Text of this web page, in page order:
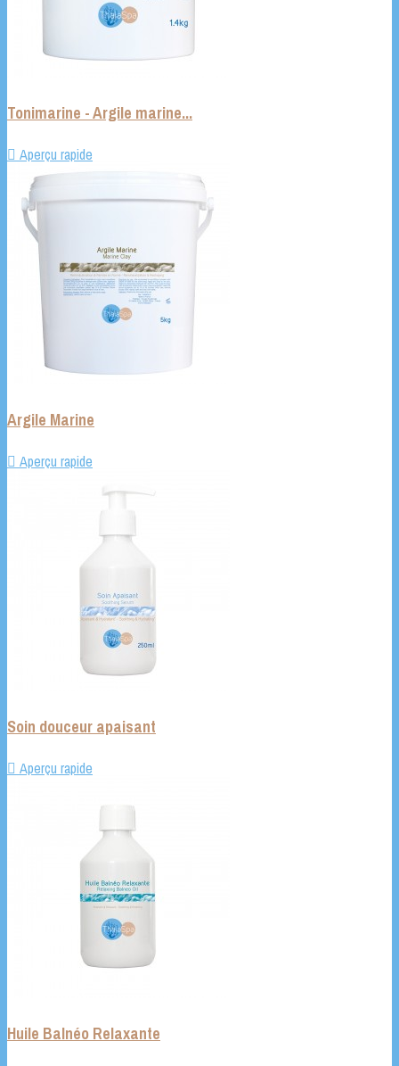
Tonimarine - Argile marine...
 Aperçu rapide
Argile Marine
 Aperçu rapide
Soin douceur apaisant
 Aperçu rapide
Huile Balnéo Relaxante